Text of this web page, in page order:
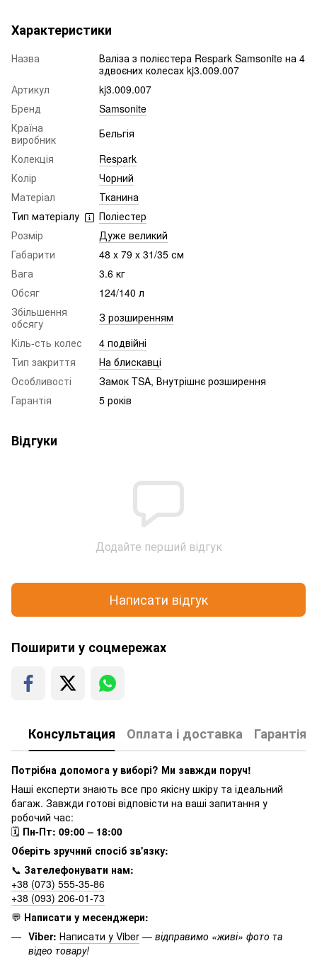
Характеристики
Назва
Валіза з полієстера Respark Samsonite на 4
здвоєних колесах kj3.009.007
Артикул
kj3.009.007
Бренд
Samsonite
Країна
виробник
Бельгія
Колекція
Respark
Колір
Чорний
Матеріал
Тканина
Тип матеріалу
Поліестер
Розмір
Дуже великий
Габарити
48 x 79 x 31/35 см
Вага
3.6 кг
Обсяг
124/140 л
Збільшення
обсягу
З розширенням
Кіль-сть колес
4 подвійні
Тип закриття
На блискавці
Особливості
Замок TSA, Внутрішнє розширення
Гарантія
5 років
Відгуки
Додайте перший відгук
Написати відгук
Поширити у соцмережах
Консультация Оплата і доставка Гарантія
Потрібна допомога у виборі? Ми завжди поруч!
Наші експерти знають все про якісну шкіру та ідеальний
багаж. Завжди готові відповісти на ваші запитання у
робочий час:
🗓 Пн-Пт: 09:00 – 18:00
Оберіть зручний спосіб зв'язку:
📞 Зателефонувати нам:
+38 (073) 555-35-86
+38 (093) 206-01-73
💬 Написати у месенджери:
Viber: Написати у Viber — відправимо «живі» фото та
відео товару!